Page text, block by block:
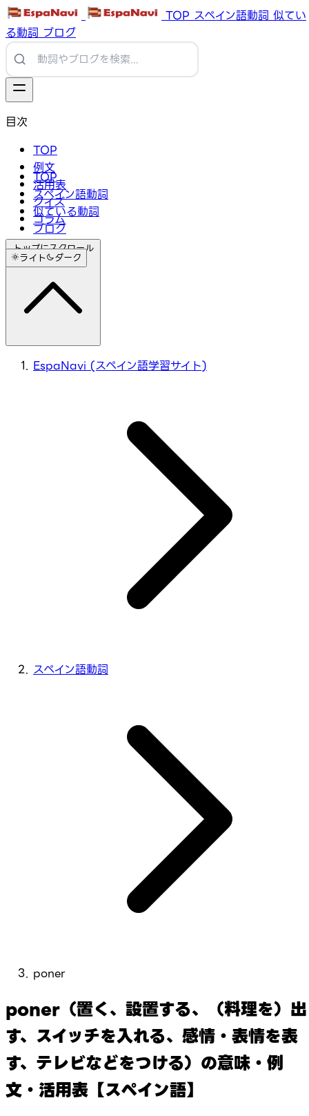
TOP スペイン語動詞 似てい
る動詞 ブログ
TOP
スペイン語動詞
似ている動詞
ブログ
ライト ダーク
目次
TOP
例文
活用表
クイズ
コラム
トップにスクロール
EspaNavi (スペイン語学習サイト)
スペイン語動詞
poner
poner（置く、設置する、（料理を）出
す、スイッチを入れる、感情・表情を表
す、テレビなどをつける）の意味・例
文・活用表【スペイン語】